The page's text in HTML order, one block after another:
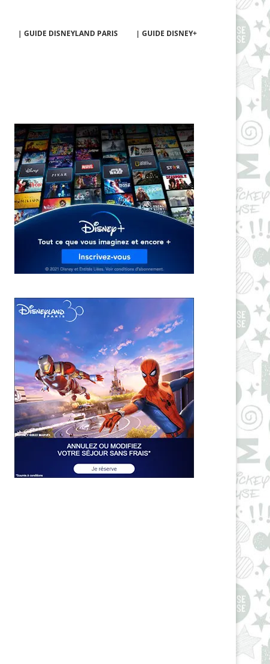
| GUIDE DISNEYLAND PARIS | GUIDE DISNEY+